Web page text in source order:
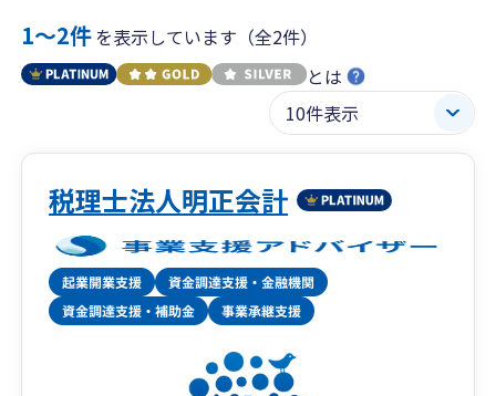
1〜2件を表示しています（全2件）
とは
税理士法人明正会計